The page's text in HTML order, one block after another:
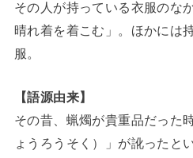
その人が持っている衣服のな
晴れ着を着こむ」。ほかには
服。
【語源由来】
その昔、蝋燭が貴重品だった
ょうろうそく）」が訛ったと